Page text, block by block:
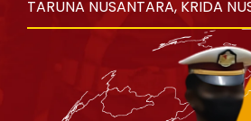
TARUNA NUSANTARA, KRIDA